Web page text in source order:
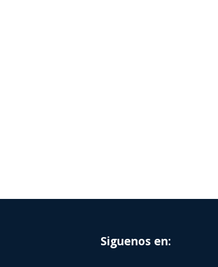
Siguenos en: